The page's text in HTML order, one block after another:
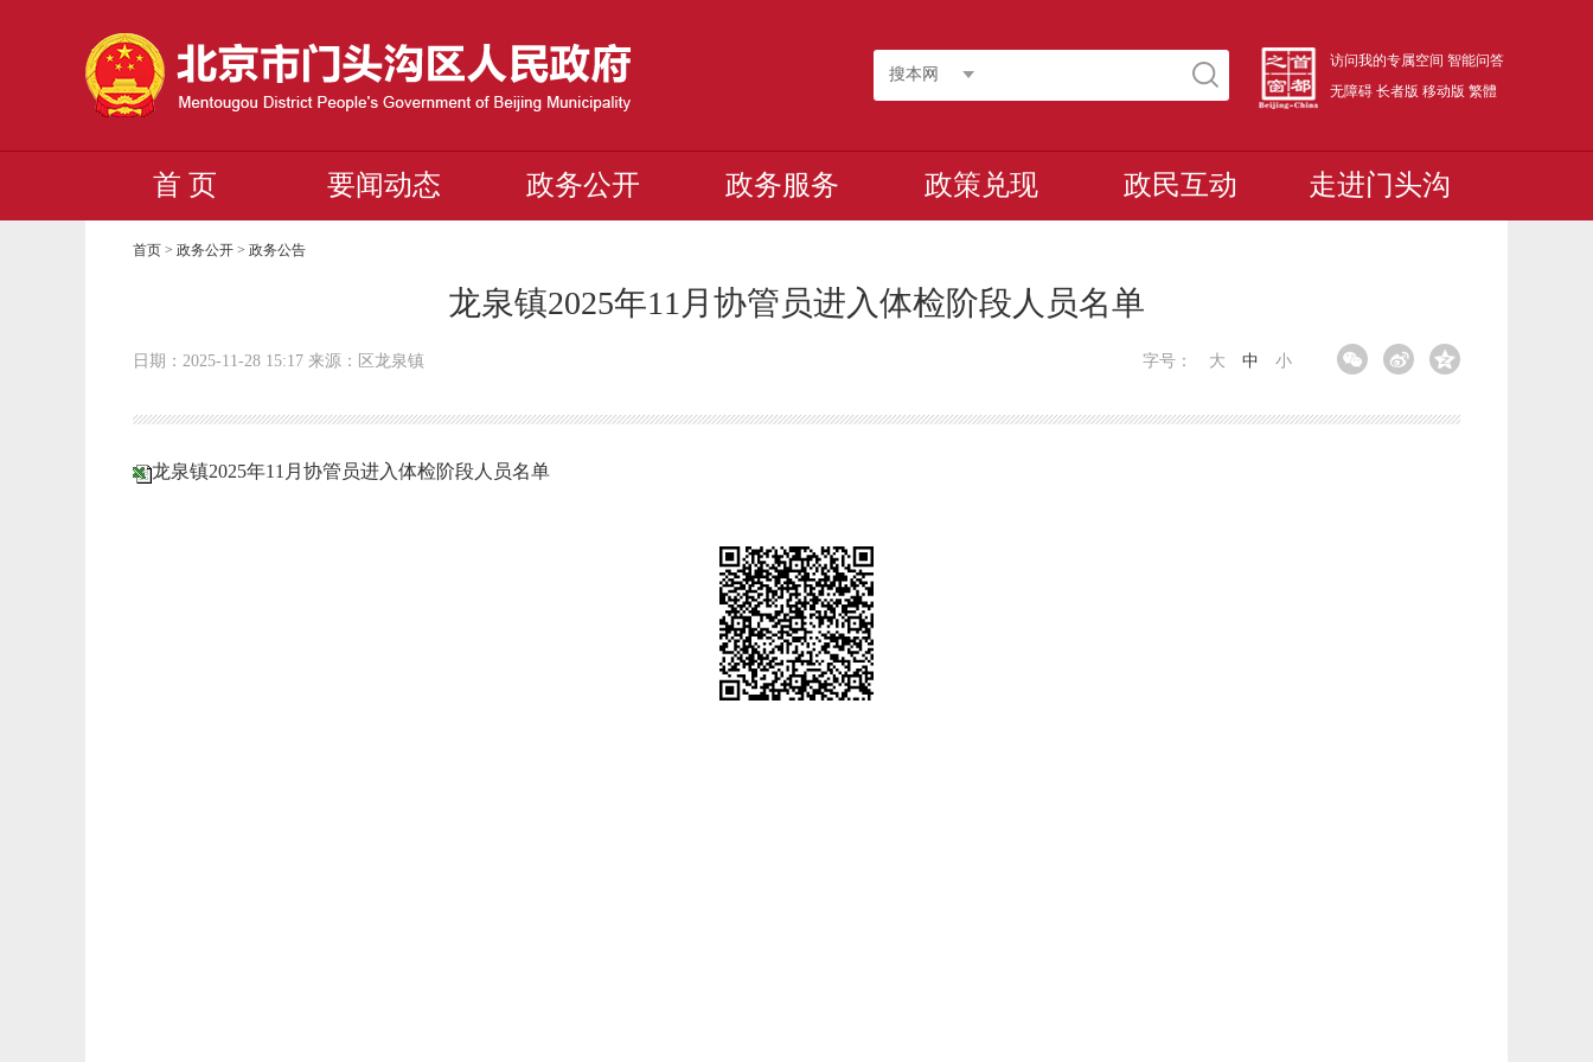
搜本网
访问我的专属空间 智能问答
无障碍 长者版 移动版 繁體
首 页 要闻动态 政务公开 政务服务 政策兑现 政民互动 走进门头沟
首页 >政务公开 >政务公告
龙泉镇2025年11月协管员进入体检阶段人员名单
日期：2025-11-28 15:17 来源：区龙泉镇 字号： 大 中 小
龙泉镇2025年11月协管员进入体检阶段人员名单